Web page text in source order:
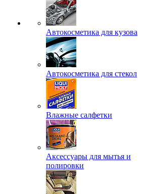
Автокосметика для кузова
Автокосметика для стекол
Влажные салфетки
Аксессуары для мытья и
полировки